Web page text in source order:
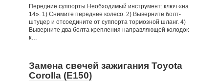
Передние суппорты Необходимый инструмент: ключ «на
14». 1) Снимите переднее колесо. 2) Выверните болт-
штуцер и отсоедините от суппорта тормозной шланг. 4)
Выверните два болта крепления направляющей колодок
к…
Замена свечей зажигания Toyota
Corolla (Е150)